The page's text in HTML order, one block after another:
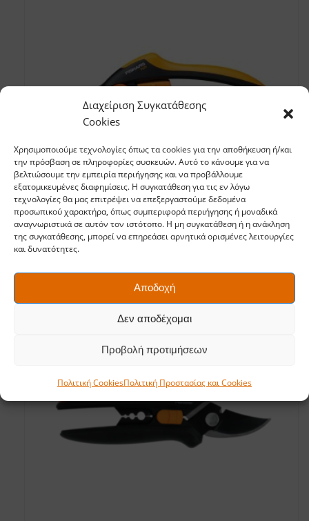
Διαχείριση Συγκατάθεσης
Cookies
Χρησιμοποιούμε τεχνολογίες όπως τα cookies για την αποθήκευση ή/και
την πρόσβαση σε πληροφορίες συσκευών. Αυτό το κάνουμε για να
βελτιώσουμε την εμπειρία περιήγησης και να προβάλλουμε
εξατομικευμένες διαφημίσεις. Η συγκατάθεση για τις εν λόγω
τεχνολογίες θα μας επιτρέψει να επεξεργαστούμε δεδομένα
προσωπικού χαρακτήρα, όπως συμπεριφορά περιήγησης ή μοναδικά
αναγνωριστικά σε αυτόν τον ιστότοπο. Η μη συγκατάθεση ή η ανάκληση
της συγκατάθεσης, μπορεί να επηρεάσει αρνητικά ορισμένες λειτουργίες
και δυνατότητες.
Αποδοχή
Δεν αποδέχομαι
Προβολή προτιμήσεων
Πολιτική CookiesΠολιτική Προστασίας και Cookies
Κλαδευτήρι Plus™ Bypass P521